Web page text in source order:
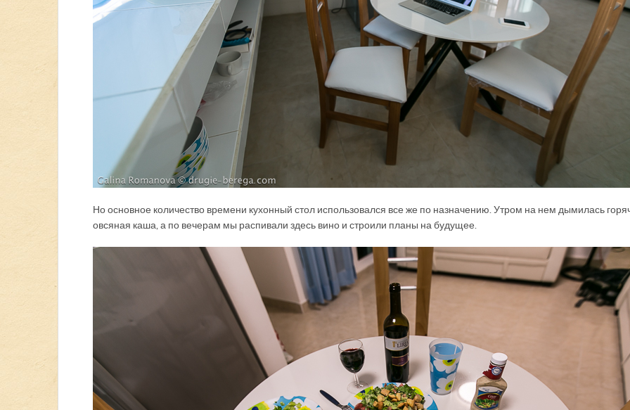
Но основное количество времени кухонный стол использовался все же по назначению. Утром на нем дымилась
овсяная каша, а по вечерам мы распивали здесь вино и строили планы на будущее.